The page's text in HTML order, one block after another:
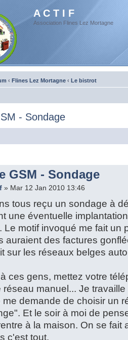
A C T I F
Association Flines Lez Mortagne
‹ Flines Lez Mortagne ‹ Le bistrot
- Sondage
GSM - Sondage
» Mar 12 Jan 2010 13:46
tous reçu un sondage à
une éventuelle
Le motif invoqué me fait un
auraient des factures
sur les réseaux belges
ces gens, mettez votre
réseau manuel... Je
me demande de choisir un
Et le soir à moi de
à la maison. On se fait
c'est tout.